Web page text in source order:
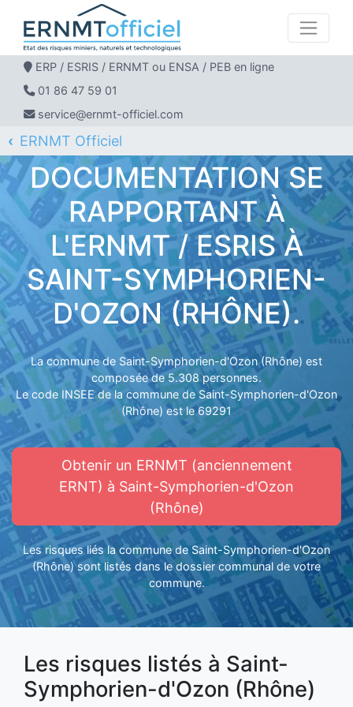
ERP / ESRIS / ERNMT ou ENSA / PEB en ligne
01 86 47 59 01
service@ernmt-officiel.com
ERNMT Officiel
ERP / ESRIS / ERNMT pour SAINT-SYMPHORIEN-D'OZON
DOCUMENTATION SE
RAPPORTANT À
L'ERNMT / ESRIS À
SAINT-SYMPHORIEN-
D'OZON (RHÔNE).
La commune de Saint-Symphorien-d'Ozon (Rhône) est
composée de 5.308 personnes.
Le code INSEE de la commune de Saint-Symphorien-d'Ozon
(Rhône) est le 69291
Obtenir un ERNMT (anciennement
ERNT) à Saint-Symphorien-d'Ozon
(Rhône)
Les risques liés la commune de Saint-Symphorien-d'Ozon
(Rhône) sont listés dans le dossier communal de votre
commune.
Les risques listés à Saint-
Symphorien-d'Ozon (Rhône)